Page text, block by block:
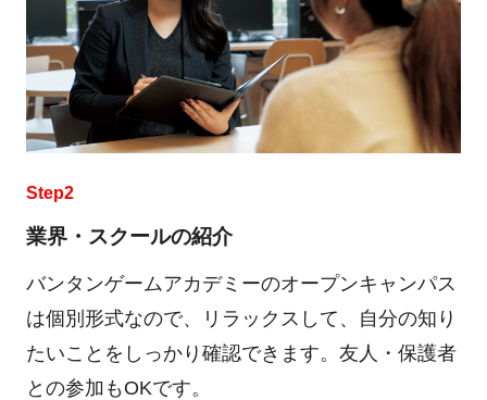
Step2
業界・スクールの紹介
バンタンゲームアカデミーのオープンキャンパス
は個別形式なので、リラックスして、自分の知り
たいことをしっかり確認できます。友人・保護者
との参加もOKです。